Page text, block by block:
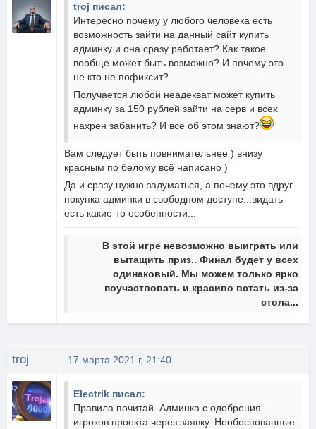
troj писал:
Интересно почему у любого человека есть
возможность зайти на данный сайт купить
админку и она сразу работает? Как такое
вообще может быть возможно? И почему это
не кто не пофиксит?
Получается любой неадекват может купить
админку за 150 рублей зайти на серв и всех
нахрен забанить? И все об этом знают?
Вам следует быть повнимательнее ) внизу
красным по белому всё написано )
Да и сразу нужно задуматься, а почему это вдруг
покупка админки в свободном доступе...видать
есть какие-то особенности...
В этой игре невозможно выиграть или
вытащить приз.. Финал будет у всех
одинаковый. Мы можем только ярко
поучаствовать и красиво встать из-за
стола...
troj 17 марта 2021 г, 21:40
Electrik писал:
Правила почитай. Админка с одобрения
игроков проекта через заявку. Необоснованные